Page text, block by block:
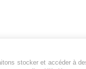
stocker et accéder à